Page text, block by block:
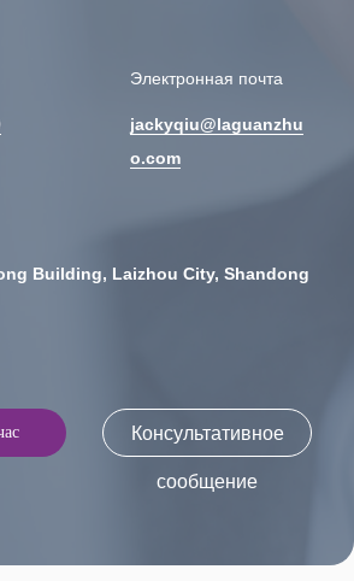
Электронная почта
jackyqiu@laguanzhu
o.com
Building, Laizhou City, Shandong
Консультативное
сообщение